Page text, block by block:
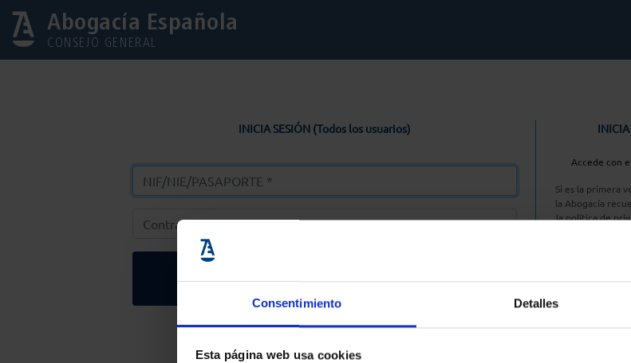
Consentimiento Detalles
Esta página web usa cookies
Abogacía Española
CONSEJO GENERAL
INICIA SESIÓN (Todos los usuarios)
Entrar
Solicitar Contraseña
Accede con
Si es la primera
la Abogacía
la política de